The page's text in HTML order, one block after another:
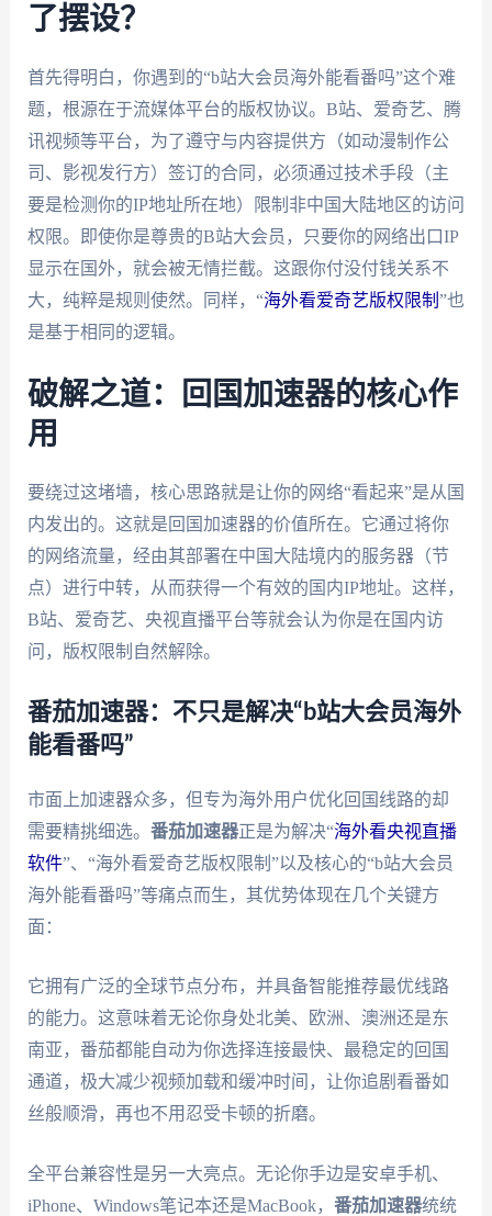
了摆设？
首先得明白，你遇到的“b站大会员海外能看番吗”这个难
题，根源在于流媒体平台的版权协议。B站、爱奇艺、腾
讯视频等平台，为了遵守与内容提供方（如动漫制作公
司、影视发行方）签订的合同，必须通过技术手段（主
要是检测你的IP地址所在地）限制非中国大陆地区的访问
权限。即使你是尊贵的B站大会员，只要你的网络出口IP
显示在国外，就会被无情拦截。这跟你付没付钱关系不
大，纯粹是规则使然。同样，“海外看爱奇艺版权限制 ”也
是基于相同的逻辑。
破解之道：回国加速器的核心作
用
要绕过这堵墙，核心思路就是让你的网络“看起来”是从国
内发出的。这就是回国加速器的价值所在。它通过将你
的网络流量，经由其部署在中国大陆境内的服务器（节
点）进行中转，从而获得一个有效的国内IP地址。这样，
B站、爱奇艺、央视直播平台等就会认为你是在国内访
问，版权限制自然解除。
番茄加速器：不只是解决“b站大会员海外
能看番吗”
市面上加速器众多，但专为海外用户优化回国线路的却
需要精挑细选。 番茄加速器正是为解决“海外看央视直播
软件”、“海外看爱奇艺版权限制”以及核心的“b站大会员
海外能看番吗”等痛点而生，其优势体现在几个关键方
面：
它拥有广泛的全球节点分布，并具备智能推荐最优线路
的能力。这意味着无论你身处北美、欧洲、澳洲还是东
南亚，番茄都能自动为你选择连接最快、最稳定的回国
通道，极大减少视频加载和缓冲时间，让你追剧看番如
丝般顺滑，再也不用忍受卡顿的折磨。
全平台兼容性是另一大亮点。无论你手边是安卓手机、
iPhone、Windows笔记本还是MacBook， 番茄加速器统统